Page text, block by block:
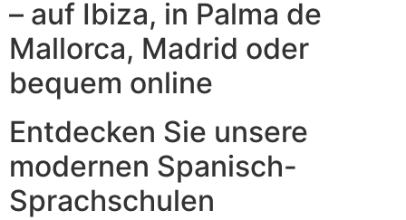
– auf Ibiza, in Palma de
Mallorca, Madrid oder
bequem online
Entdecken Sie unsere
modernen Spanisch-
Sprachschulen